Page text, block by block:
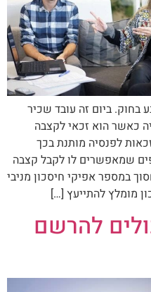
בחוק. ביום זה עובד שכיר
כאשר הוא זכאי לקצבה
לפנסיה מותנת בכך
שמאפשרים לו לקבל קצבה
במספר אפיקי חיסכון מניבי
מומלץ להתייעץ […]
להרשם